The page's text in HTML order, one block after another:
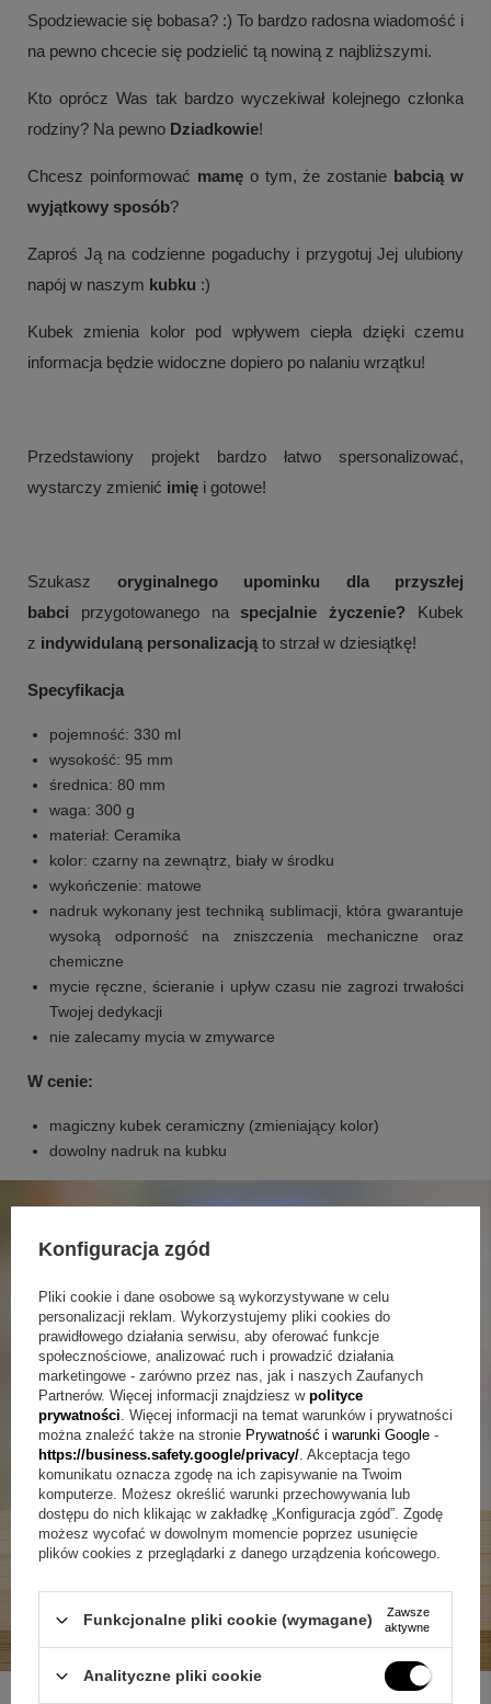
Spodziewacie się bobasa? :) To bardzo radosna wiadomość i
na pewno chcecie się podzielić tą nowiną z najbliższymi.
Kto oprócz Was tak bardzo wyczekiwał kolejnego członka
rodziny? Na pewno Dziadkowie!
Chcesz poinformować mamęo tym, że zostanie babcią w
wyjątkowy sposób?
Zaproś Ją na codzienne pogaduchy i przygotuj Jej ulubiony
napój w naszym kubku :)
Kubek zmienia kolor pod wpływem ciepła dzięki czemu
informacja będzie widoczne dopiero po nalaniu wrzątku!
Przedstawiony projekt bardzo łatwo spersonalizować,
wystarczy zmienić imię i gotowe!
Szukasz
oryginalnego upominku dla przyszłej
babci
przygotowanego na specjalnie życzenie?
Kubek
z indywidulaną personalizacją to strzał w dziesiątkę!
Specyfikacja
pojemność: 330 ml
wysokość: 95 mm
średnica: 80 mm
waga: 300 g
materiał: Ceramika
kolor: czarny na zewnątrz, biały w środku
wykończenie: matowe
nadruk wykonany jest techniką sublimacji, która gwarantuje
wysoką odporność na zniszczenia mechaniczne oraz
chemiczne
mycie ręczne, ścieranie i upływ czasu nie zagrozi trwałości
Twojej dedykacji
nie zalecamy mycia w zmywarce
W cenie:
magiczny kubek ceramiczny (zmieniający kolor)
dowolny nadruk na kubku
Konfiguracja zgód
Pliki cookie i dane osobowe są wykorzystywane w celu
personalizacji reklam. Wykorzystujemy pliki cookies do
prawidłowego działania serwisu, aby oferować funkcje
społecznościowe, analizować ruch i prowadzić działania
marketingowe - zarówno przez nas, jak i naszych Zaufanych
Partnerów. Więcej informacji znajdziesz w polityce
prywatności. Więcej informacji na temat warunków i prywatności
można znaleźć także na stronie Prywatność i warunki Google -
https://business.safety.google/privacy/. Akceptacja tego
komunikatu oznacza zgodę na ich zapisywanie na Twoim
komputerze. Możesz określić warunki przechowywania lub
dostępu do nich klikając w zakładkę „Konfiguracja zgód”. Zgodę
możesz wycofać w dowolnym momencie poprzez usunięcie
plików cookies z przeglądarki z danego urządzenia końcowego.
Funkcjonalne pliki cookie (wymagane)
Zawsze
aktywne
Analityczne pliki cookie